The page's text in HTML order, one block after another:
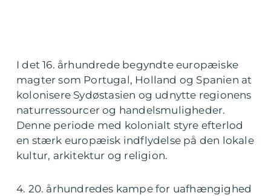
I det 16. århundrede begyndte europæiske
magter som Portugal, Holland og Spanien at
kolonisere Sydøstasien og udnytte regionens
naturressourcer og handelsmuligheder.
Denne periode med kolonialt styre efterlod
en stærk europæisk indflydelse på den lokale
kultur, arkitektur og religion.
4. 20. århundredes kampe for uafhængighed